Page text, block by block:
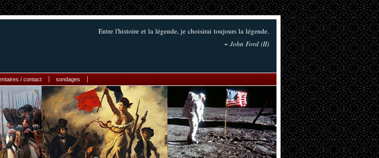
Entre l'histoire et la légende, je choisirai toujours la légende.
~ John Ford (II)
/ contact sondages